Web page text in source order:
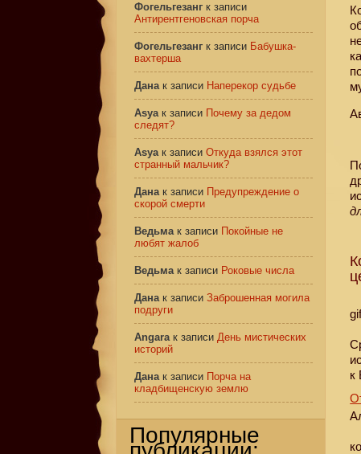
к
Фогельгезанг к записи
Антирентгеновская порча
Фогельгезанг к записи Бабушка-
вахтерша
Данак записи Наперекор судьбе
Asyaк записи Почему за дедом
следят?
Asyaк записи Откуда взялся этот
странный мальчик?
Данак записи Предупреждение о
скорой смерти
Ведьмак записи Покойные не
любят жалоб
Ведьмак записи Роковые числа
Данак записи Заброшенная могила
подруги
Angaraк записи День мистических
историй
Данак записи Порча на
кладбищенскую землю
Популярные